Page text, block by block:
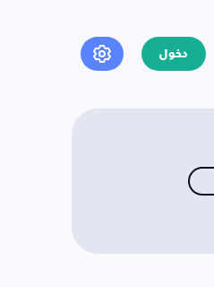
دخول